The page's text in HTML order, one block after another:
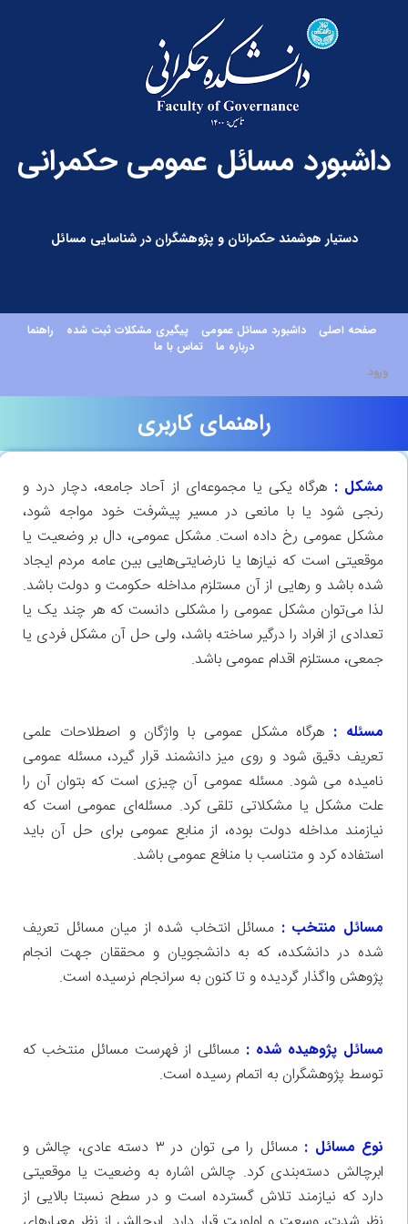
داشبورد مسائل عمومی حکمرانی
دستیار هوشمند حکمرانان و پژوهشگران در شناسایی مسائل
صفحه اصلی داشبورد مسائل عمومی پیگیری مشکلات ثبت شده
راهنما
درباره ما
تماس با ما
ورود
راهنمای کاربری
مشکل : هرگاه یکی یا مجموعه‌ای از آحاد جامعه، دچار درد و
رنجی شود یا با مانعی در مسیر پیشرفت خود مواجه شود،
مشکل عمومی‌ رخ داده است. مشکل عمومی، دال بر وضعیت یا
موقعیتی است که نیازها یا نارضایتی‌هایی بین عامه مردم ایجاد
شده باشد و رهایی از آن مستلزم مداخله حکومت و دولت باشد.
لذا می‌توان مشکل عمومی‌ را مشکلی دانست که هر چند یک یا
تعدادی از افراد را درگیر ساخته باشد، ولی حل آن مشکل فردی یا
جمعی، مستلزم اقدام عمومی‌ باشد.
مسئله : هرگاه مشکل عمومی با واژگان و اصطلاحات علمی
تعریف دقیق شود و روی میز دانشمند قرار گیرد، مسئله عمومی
نامیده می شود. مسئله عمومی آن چیزی است که بتوان آن را
علت مشکل یا مشکلاتی تلقی کرد. مسئله‌ای عمومی است که
نیازمند مداخله دولت بوده، از منابع عمومی برای حل آن باید
استفاده کرد و متناسب با منافع عمومی باشد.
مسائل منتخب : مسائل انتخاب شده از میان مسائل تعریف
شده در دانشکده، که به دانشجویان و محققان جهت انجام
پژوهش واگذار گردیده و تا کنون به سرانجام نرسیده است.
مسائل پژوهیده شده : مسائلی از فهرست مسائل منتخب که
توسط پژوهشگران به اتمام رسیده است.
نوع مسائل :
مسائل را می توان در ۳ دسته عادی، چالش و
ابرچالش دسته‌بندی کرد. چالش اشاره به وضعیت یا موقعیتی
دارد که نیازمند تلاش گسترده است و در سطح نسبتا بالایی از